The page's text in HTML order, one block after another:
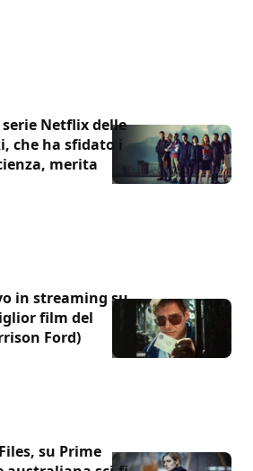
serie Netflix delle
che ha sfidato i
merita
in streaming su
film del
Ford)
su Prime